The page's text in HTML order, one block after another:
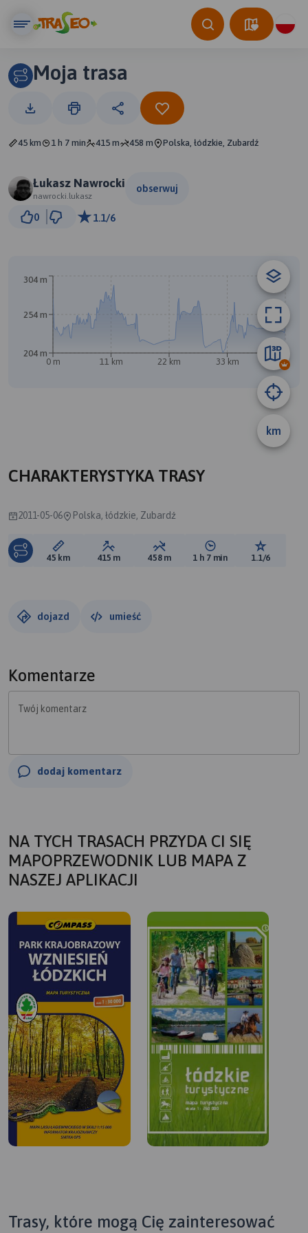
Moja trasa
45 km 1 h 7 min 415 m 458 m Polska, łódzkie, Zubardź
Łukasz Nawrocki
nawrocki.lukasz
obserwuj
0 1.1/6
A
km
0 m 11 km 22 km 33 km 45 km
204 m
254 m
304 m
CHARAKTERYSTYKA TRASY
2011-05-06 Polska, łódzkie, Zubardź
Długość trasy:
45 km Suma przewyższeń:
415 m Suma spadków:
458 m Średni czas potrzebny
1 h 7 min Ocena
1.1/6
dojazd umieść
Komentarze
Twój komentarz
dodaj komentarz
NA TYCH TRASACH PRZYDA CI SIĘ
MAPOPRZEWODNIK LUB MAPA Z
NASZEJ APLIKACJI
Trasy, które mogą Cię zainteresować